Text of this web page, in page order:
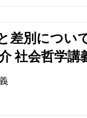
と差別につ
社会哲学講